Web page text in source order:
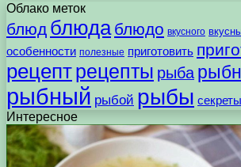
Облако меток
блюд блюда блюдо вкусного
особенности полезные приготовить
рецептрецепты рыба
рыбный рыбой рыбы секреты
Интересное